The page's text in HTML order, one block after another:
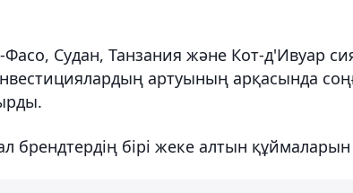
Фасо, Судан, Танзания және Кот-д'Ивуар
артуының арқасында
брендтердің бірі жеке алтын